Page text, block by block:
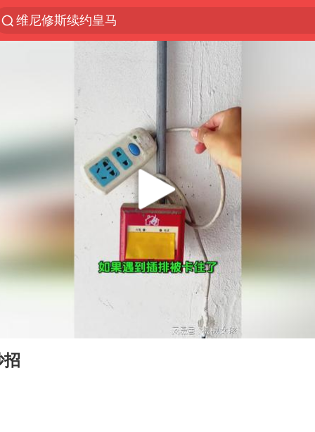
维尼修斯续约皇马
以“新”破局 首发经济点亮城市消费活力
47岁妈妈突然产女 26岁女儿：很震惊
A股开盘：民爆、CPO等概念走强
日韩股市高开跳水 SK海力士下挫转跌
AI能不能接广告
OpenAI为免费用户升级GPT-5.6 Luna
台风白海豚最新路径研判来了
女子利用漏洞0元薅走3000多件家电
我国编制完成新版全月地质图
现代版摸金校尉落网查获400多枚古币
毛宁转发梯田音乐会视频海外网友赞叹
对话重庆地铁吐血女孩